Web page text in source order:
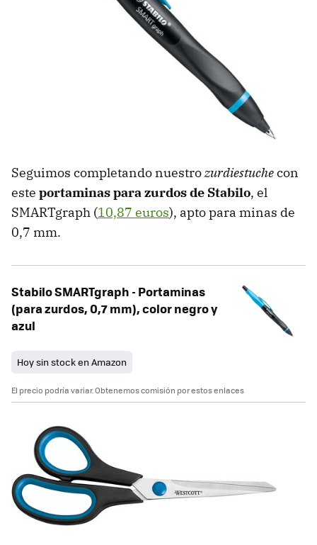
Seguimos completando nuestrozurdiestuchecon
este portaminas para zurdos de Stabilo, el
SMARTgraph (10,87 euros), apto para minas de
0,7 mm.
Stabilo SMARTgraph - Portaminas
(para zurdos, 0,7 mm), color negro y
azul
Hoy sin stock en Amazon
El precio podría variar. Obtenemos comisión por estos enlaces